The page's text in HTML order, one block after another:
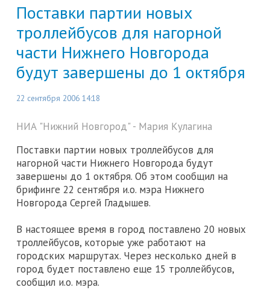
Поставки партии новых
троллейбусов для нагорной
части Нижнего Новгорода
будут завершены до 1 октября
22 сентября 2006 14:18
НИА "Нижний Новгород" - Мария Кулагина
Поставки партии новых троллейбусов для
нагорной части Нижнего Новгорода будут
завершены до 1 октября. Об этом сообщил на
брифинге 22 сентября и.о. мэра Нижнего
Новгорода Сергей Гладышев.
В настоящее время в город поставлено 20 новых
троллейбусов, которые уже работают на
городских маршрутах. Через несколько дней в
город будет поставлено еще 15 троллейбусов,
сообщил и.о. мэра.